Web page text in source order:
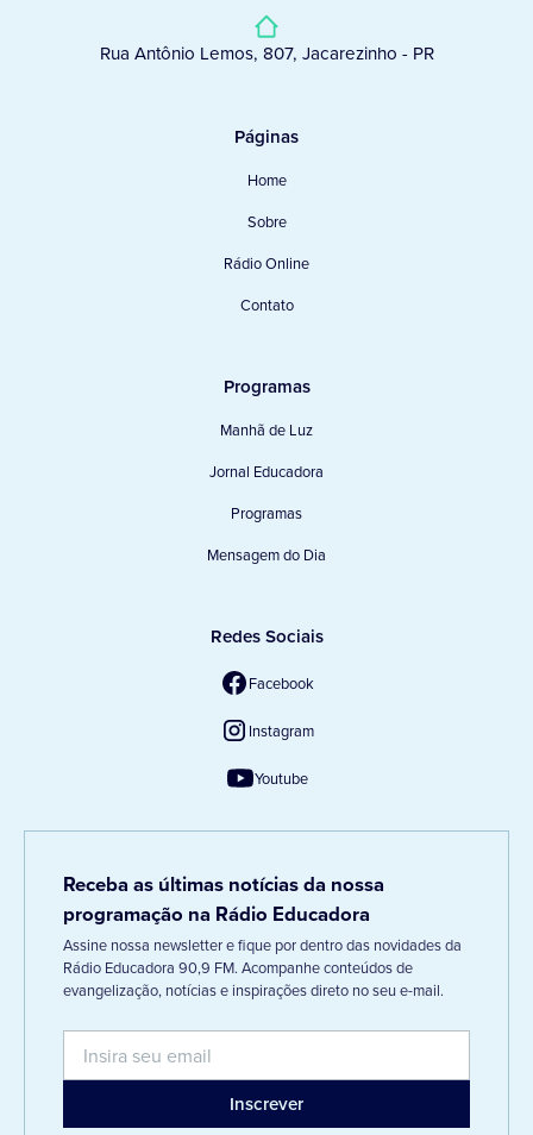
Rua Antônio Lemos, 807, Jacarezinho - PR
Páginas
Home
Sobre
Rádio Online
Contato
Programas
Manhã de Luz
Jornal Educadora
Programas
Mensagem do Dia
Redes Sociais
Facebook
Instagram
Youtube
Receba as últimas notícias da nossa
programação na Rádio Educadora
Assine nossa newsletter e fique por dentro das novidades da
Rádio Educadora 90,9 FM. Acompanhe conteúdos de
evangelização, notícias e inspirações direto no seu e-mail.